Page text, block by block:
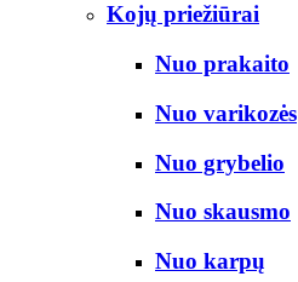
Kojų priežiūrai
Nuo prakaito
Nuo varikozės
Nuo grybelio
Nuo skausmo
Nuo karpų